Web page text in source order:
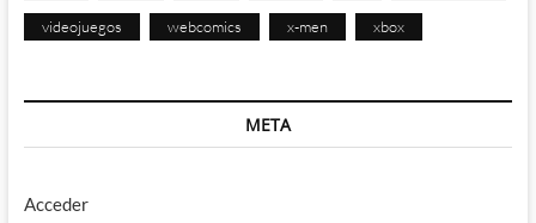
videojuegos webcomics x-men xbox
META
Acceder